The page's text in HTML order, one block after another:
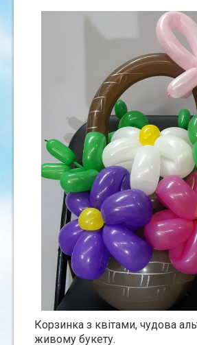
Корзинка з квiтами, чудова
живому букету.